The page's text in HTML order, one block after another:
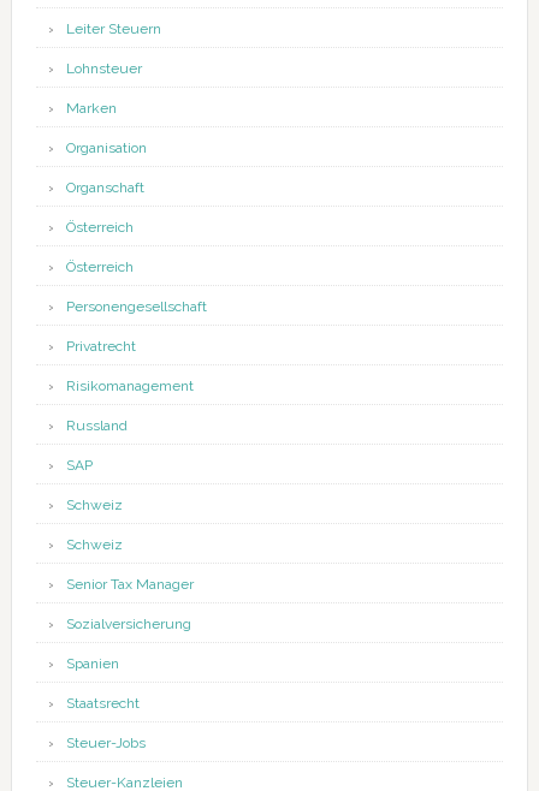
Leiter Steuern
Lohnsteuer
Marken
Organisation
Organschaft
Österreich
Österreich
Personengesellschaft
Privatrecht
Risikomanagement
Russland
SAP
Schweiz
Schweiz
Senior Tax Manager
Sozialversicherung
Spanien
Staatsrecht
Steuer-Jobs
Steuer-Kanzleien